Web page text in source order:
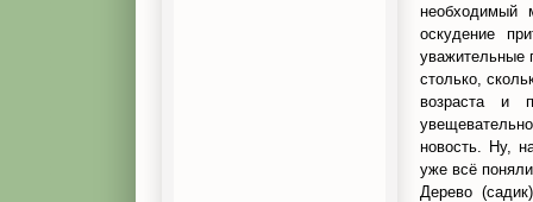
необходимый
оскудение
уважительные
столько,
возраста и
новость. Ну,
уже всё
Дерево